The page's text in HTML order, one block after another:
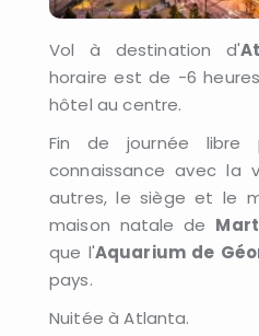
Vol à destination d'
horaire est de -6
hôtel au centre.
Fin de journée libre
connaissance avec la
autres, le siège et le
maison natale de
que l'Aquarium de
pays.
Nuitée à Atlanta.